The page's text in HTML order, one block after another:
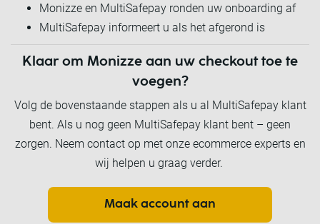
Monizze en MultiSafepay ronden uw onboarding af
MultiSafepay informeert u als het afgerond is
Klaar om Monizze aan uw checkout toe te
voegen?
Volg de bovenstaande stappen als u al MultiSafepay klant
bent. Als u nog geen MultiSafepay klant bent – geen
zorgen. Neem contact op met onze ecommerce experts en
wij helpen u graag verder.
Maak account aan